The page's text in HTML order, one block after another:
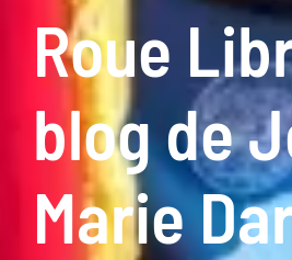
Roue
blog de
Marie